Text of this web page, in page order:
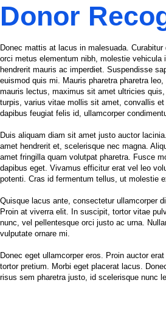
Donor
Donec mattis at lacus in malesuada.
orci metus elementum nibh, molestie
hendrerit mauris ac imperdiet. Suspendisse
euismod quis mi. Mauris pharetra pharetra
mauris lectus, maximus sit amet ultricies
turpis, varius vitae mollis sit amet, convallis
dapibus feugiat felis id, ullamcorper
Duis aliquam diam sit amet justo auctor
amet hendrerit et, scelerisque nec magna.
amet fringilla quam volutpat pharetra. Fusce
dapibus eget. Vivamus efficitur erat vel leo
potenti. Cras id fermentum tellus, ut molestie
Quisque lacus ante, consectetur ullamcorper
Proin at viverra elit. In suscipit, tortor vitae
nunc, vel pellentesque orci justo ac urna.
vulputate ornare mi.
Donec eget ullamcorper eros. Proin auctor
tortor pretium. Morbi eget placerat lacus.
risus sem pharetra justo, id scelerisque nunc